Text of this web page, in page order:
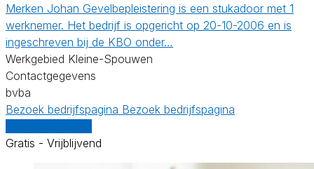
Merken Johan Gevelbepleistering is een stukadoor met 1
werknemer. Het bedrijf is opgericht op 20-10-2006 en is
ingeschreven bij de KBO onder…
Werkgebied Kleine-Spouwen
Contactgegevens
bvba
Bezoek bedrijfspagina Bezoek bedrijfspagina
Gratis - Vrijblijvend